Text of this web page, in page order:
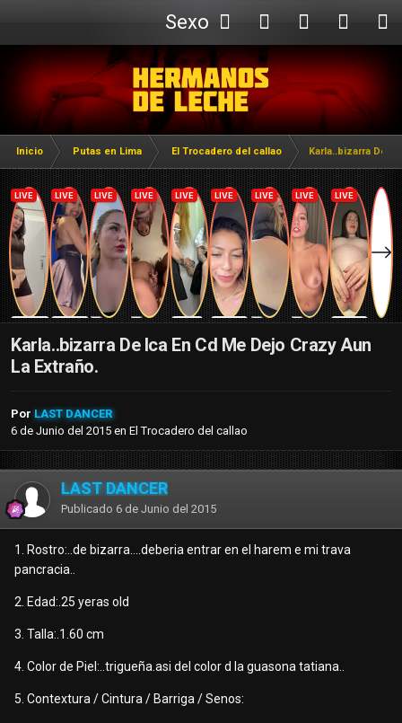
Sexo
Webcam
Inicio Putas en Lima El Trocadero del callao Karla..bizarra De
Karla..bizarra De Ica En Cd Me Dejo Crazy Aun
La Extraño.
Por LAST DANCER
6 de Junio del 2015 en El Trocadero del callao
LAST DANCER
Publicado 6 de Junio del 2015
1. Rostro:..de bizarra....deberia entrar en el harem e mi trava
pancracia..
2. Edad:.25 yeras old
3. Talla:.1.60 cm
4. Color de Piel:..trigueña.asi del color d la guasona tatiana..
5. Contextura / Cintura / Barriga / Senos: